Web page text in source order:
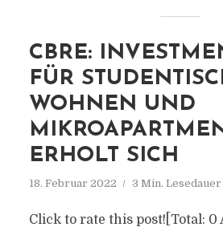
CBRE:
FÜR
WOHNEN UND
ERHOLT SICH
18. Februar 2022 3 Min. Lesedauer
Click to rate this post![Total: 0